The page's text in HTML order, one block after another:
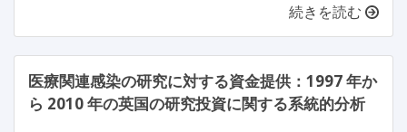
続きを読む
医療関連感染の研究に対する資金提供：1997 年か
ら 2010 年の英国の研究投資に関する系統的分析